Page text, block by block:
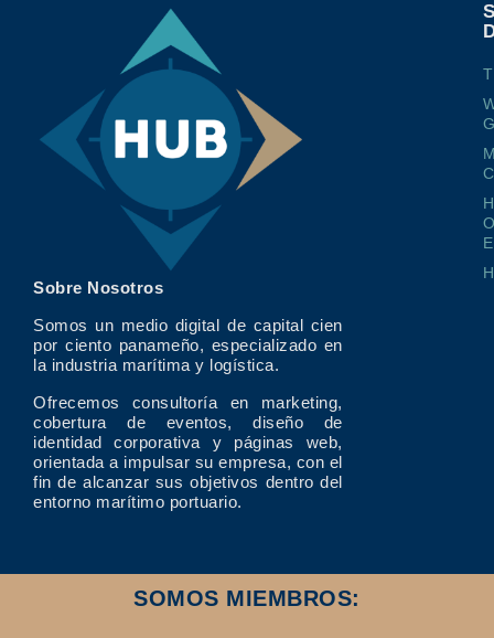
Sobre Nosotros
Somos un medio digital de capital cien
por ciento panameño, especializado en
la industria marítima y logística.
Ofrecemos consultoría en marketing,
cobertura de eventos, diseño de
identidad corporativa y páginas web,
orientada a impulsar su empresa, con el
fin de alcanzar sus objetivos dentro del
entorno marítimo portuario.
SOMOS MIEMBROS: